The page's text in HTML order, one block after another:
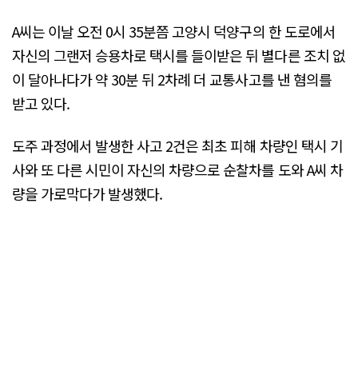
A씨는 이날 오전 0시 35분쯤 고양시 덕양구의 한 도로에서
자신의 그랜저 승용차로 택시를 들이받은 뒤 별다른 조치 없
이 달아나다가 약 30분 뒤 2차례 더 교통사고를 낸 혐의를
받고 있다.
도주 과정에서 발생한 사고 2건은 최초 피해 차량인 택시 기
사와 또 다른 시민이 자신의 차량으로 순찰차를 도와 A씨 차
량을 가로막다가 발생했다.